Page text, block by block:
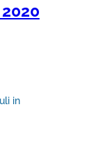
in